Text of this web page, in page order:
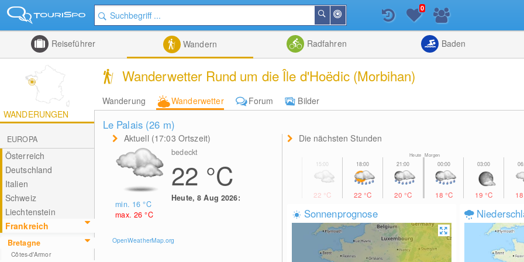
der
Suchen
Listenansicht
0
Reiseführer Wandern Radfahren Baden
Wanderwetter Rund um die Île d'Hoëdic (Morbihan)
Wanderung Wanderwetter Forum
Bilder
WANDERUNGEN
EUROPA
Österreich
Deutschland
Italien
Schweiz
Liechtenstein
Frankreich
Bretagne
Côtes-d'Armor
Le Palais (26 m)
Aktuell (17:03 Ortszeit)
min. 16°C
max. 26°C
bedeckt
22 °C
Heute, 8 Aug 2026:
OpenWeatherMap.org
Die nächsten Stunden
22 °C 22°C 20°C
Heute Morgen
18°C 19°C
Sonnenprognose